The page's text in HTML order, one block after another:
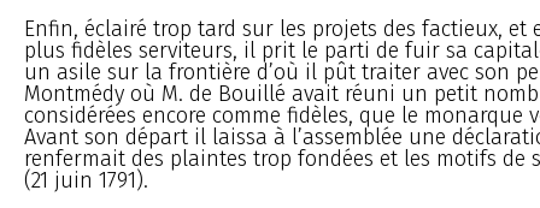
Enfin, éclairé trop tard sur les projets des factieux, et
plus fidèles serviteurs, il prit le parti de fuir sa
un asile sur la frontière d’où il pût traiter avec son
Montmédy où M. de Bouillé avait réuni un petit
considérées encore comme fidèles, que le monarque
Avant son départ il laissa à l’assemblée une
renfermait des plaintes trop fondées et les motifs de
(21 juin 1791).